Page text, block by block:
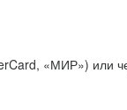
«МИР») или